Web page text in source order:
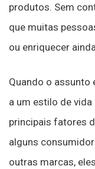
produtos. Sem
que muitas
ou enriquecer
Quando o assunto
a um estilo de
principais fatores
alguns
outras marcas,